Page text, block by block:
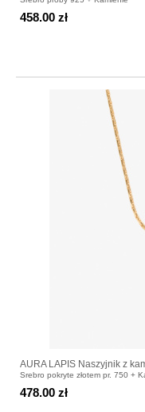
458.00 zł
AURA LAPIS Naszyjnik z
Srebro pokryte złotem pr. 750 +
478.00 zł